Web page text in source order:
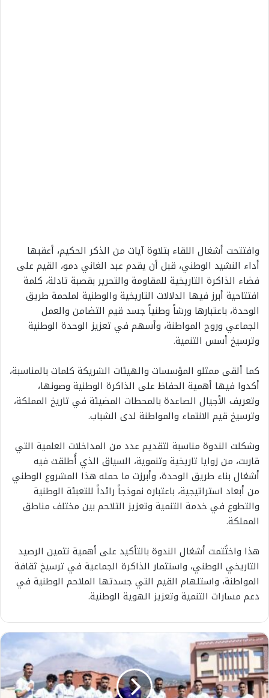
وافتتحت أشغال اللقاء بتلاوة آيات من الذكر الحكيم، أعقبها
أداء النشيد الوطني، قبل أن يقدم عبد الغاني دمو، القيم على
فضاء الذاكرة التاريخية للمقاومة والتحرير بقصبة تادلة، كلمة
افتتاحية أبرز فيها الدلالات التاريخية والوطنية لملحمة طريق
الوحدة، باعتبارها ورشاً وطنياً جسد قيم التضامن والعمل
الجماعي وروح المواطنة، وأسهم في تعزيز الوحدة الوطنية
وترسيخ أسس التنمية.
كما ألقى ممثلو المؤسسات والهيئات الشريكة كلمات بالمناسبة،
أكدوا فيها أهمية الحفاظ على الذاكرة الوطنية وصونها،
وتعريف الأجيال الصاعدة بالمحطات المضيئة في تاريخ المملكة،
وترسيخ قيم الانتماء والمواطنة لدى الشباب.
وشكلت الندوة مناسبة لتقديم عدد من المداخلات العلمية التي
قاربت، من زوايا تاريخية وتنموية، السياق الذي أُطلقت فيه
أشغال بناء طريق الوحدة، وأبرزت ما حمله هذا المشروع الوطني
من أبعاد استراتيجية، باعتباره نموذجاً رائداً للتعبئة الوطنية
والتطوع في خدمة التنمية وتعزيز التلاحم بين مختلف مناطق
المملكة.
هذا واختُتمت أشغال الندوة بالتأكيد على أهمية تثمين الرصيد
التاريخي الوطني، واستثمار الذاكرة الجماعية في ترسيخ ثقافة
المواطنة، واستلهام القيم التي جسدتها الملاحم الوطنية في
دعم مسارات التنمية وتعزيز الهوية الوطنية.
ت
ب
خ
ر
ح